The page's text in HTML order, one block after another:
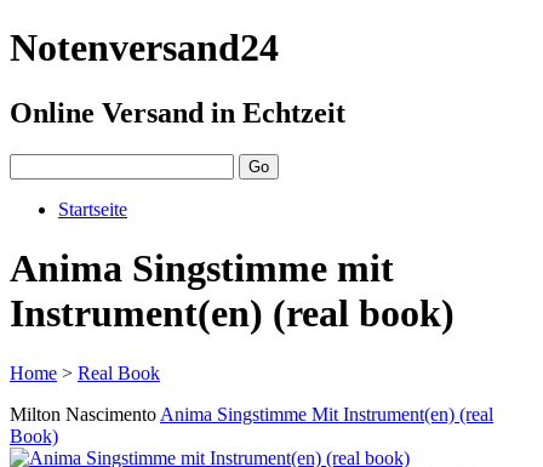
Notenversand24
Online Versand in Echtzeit
Startseite
Anima Singstimme mit
Instrument(en) (real book)
Home > Real Book
Milton Nascimento Anima Singstimme Mit Instrument(en) (real
Book)